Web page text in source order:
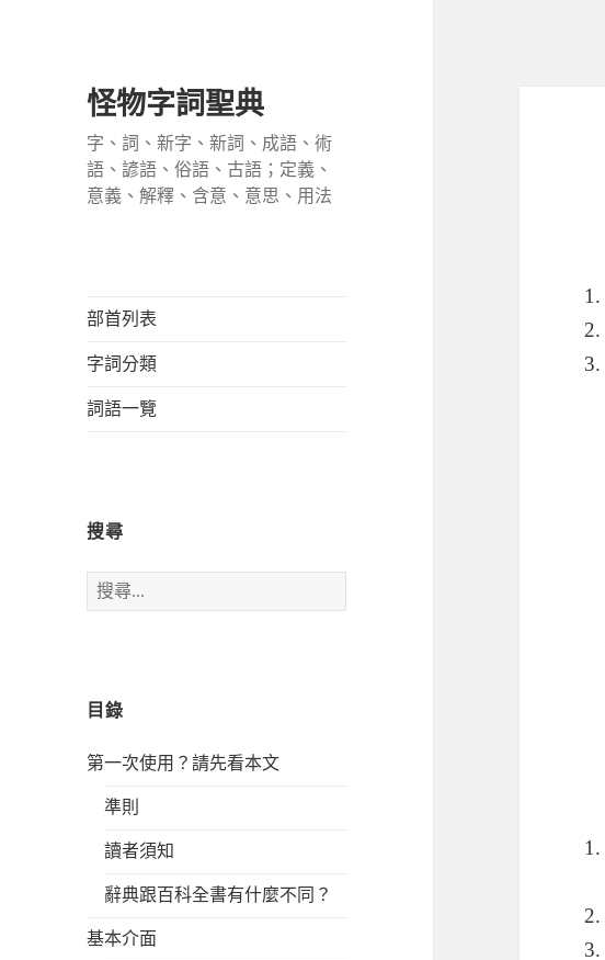
怪物字詞聖典
字、詞、新字、新詞、成語、術
語、諺語、俗語、古語；定義、
意義、解釋、含意、意思、用法
部首列表
字詞分類
詞語一覽
搜尋
搜
尋
目錄
第一次使用？請先看本文
準則
讀者須知
辭典跟百科全書有什麼不同？
基本介面